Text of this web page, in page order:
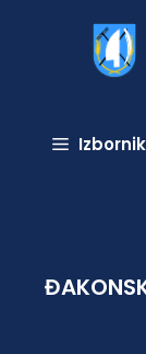
Izbornik